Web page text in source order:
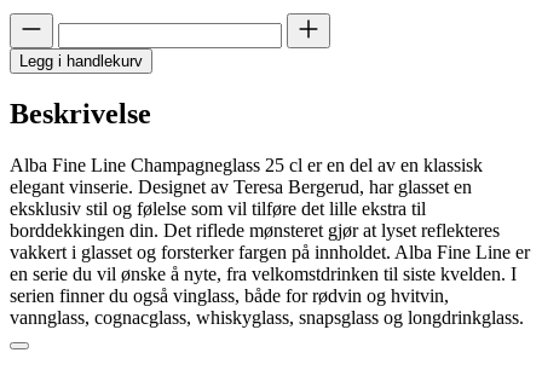
Legg i handlekurv
Beskrivelse
Alba Fine Line Champagneglass 25 cl er en del av en klassisk
elegant vinserie. Designet av Teresa Bergerud, har glasset en
eksklusiv stil og følelse som vil tilføre det lille ekstra til
borddekkingen din. Det riflede mønsteret gjør at lyset reflekteres
vakkert i glasset og forsterker fargen på innholdet. Alba Fine Line er
en serie du vil ønske å nyte, fra velkomstdrinken til siste kvelden. I
serien finner du også vinglass, både for rødvin og hvitvin,
vannglass, cognacglass, whiskyglass, snapsglass og longdrinkglass.